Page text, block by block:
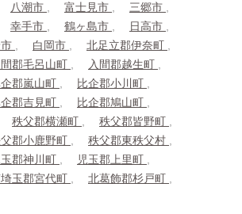
八潮市 富士見市
三郷市
幸手市 鶴ヶ島市
日高市
白岡市
北足立郡伊奈町
間郡毛呂山町
入間郡越生町
企郡嵐山町
比企郡小川町
企郡吉見町
比企郡鳩山町
秩父郡横瀬町
秩父郡皆野町
郡小鹿野町
秩父郡東秩父村
玉郡神川町
児玉郡上里町
玉郡宮代町
北葛飾郡杉戸町